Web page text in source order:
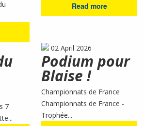
Read more
7
02 April 2026
Podium pour
Blaise !
Championnats de France
Championnats de France -
Trophée...